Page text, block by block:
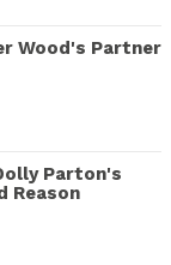
Wood's Partner
Parton's
Reason